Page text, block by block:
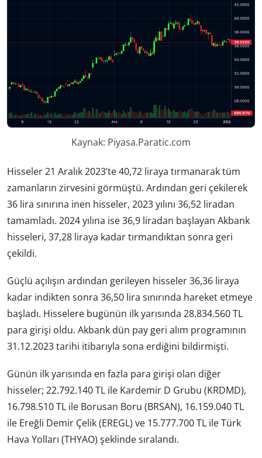
Kaynak: Piyasa.Paratic.com
Hisseler 21 Aralık 2023’te 40,72 liraya tırmanarak tüm
zamanların zirvesini görmüştü. Ardından geri çekilerek
36 lira sınırına inen hisseler, 2023 yılını 36,52 liradan
tamamladı. 2024 yılına ise 36,9 liradan başlayan Akbank
hisseleri, 37,28 liraya kadar tırmandıktan sonra geri
çekildi.
Güçlü açılışın ardından gerileyen hisseler 36,36 liraya
kadar indikten sonra 36,50 lira sınırında hareket etmeye
başladı. Hisselere bugünün ilk yarısında 28.834.560 TL
para girişi oldu. Akbank dün pay geri alım programının
31.12.2023 tarihi itibarıyla sona erdiğini bildirmişti.
Günün ilk yarısında en fazla para girişi olan diğer
hisseler; 22.792.140 TL ile Kardemir D Grubu (KRDMD),
16.798.510 TL ile Borusan Boru (BRSAN), 16.159.040 TL
ile Ereğli Demir Çelik (EREGL) ve 15.777.700 TL ile Türk
Hava Yolları (THYAO) şeklinde sıralandı.